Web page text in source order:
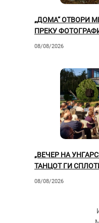
„ДОМА“ ОТВОРИ
ПРЕКУ
08/08/2026
„ВЕЧЕР НА
ТАНЦОТ ГИ
ПУБЛИКА“
08/08/2026